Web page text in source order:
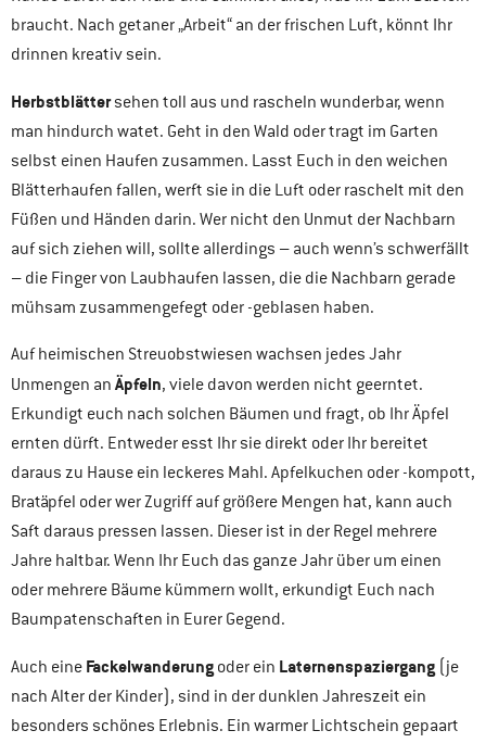
braucht. Nach getaner „Arbeit“ an der frischen Luft, könnt Ihr
drinnen kreativ sein.
Herbstblättersehen toll aus und rascheln wunderbar, wenn
man hindurch watet. Geht in den Wald oder tragt im Garten
selbst einen Haufen zusammen. Lasst Euch in den weichen
Blätterhaufen fallen, werft sie in die Luft oder raschelt mit den
Füßen und Händen darin. Wer nicht den Unmut der Nachbarn
auf sich ziehen will, sollte allerdings – auch wenn’s schwerfällt
– die Finger von Laubhaufen lassen, die die Nachbarn gerade
mühsam zusammengefegt oder -geblasen haben.
Auf heimischen Streuobstwiesen wachsen jedes Jahr
Unmengen an Äpfeln, viele davon werden nicht geerntet.
Erkundigt euch nach solchen Bäumen und fragt, ob Ihr Äpfel
ernten dürft. Entweder esst Ihr sie direkt oder Ihr bereitet
daraus zu Hause ein leckeres Mahl. Apfelkuchen oder -kompott,
Bratäpfel oder wer Zugriff auf größere Mengen hat, kann auch
Saft daraus pressen lassen. Dieser ist in der Regel mehrere
Jahre haltbar. Wenn Ihr Euch das ganze Jahr über um einen
oder mehrere Bäume kümmern wollt, erkundigt Euch nach
Baumpatenschaften in Eurer Gegend.
Auch eine Fackelwanderung oder ein Laternenspaziergang (je
nach Alter der Kinder), sind in der dunklen Jahreszeit ein
besonders schönes Erlebnis. Ein warmer Lichtschein gepaart